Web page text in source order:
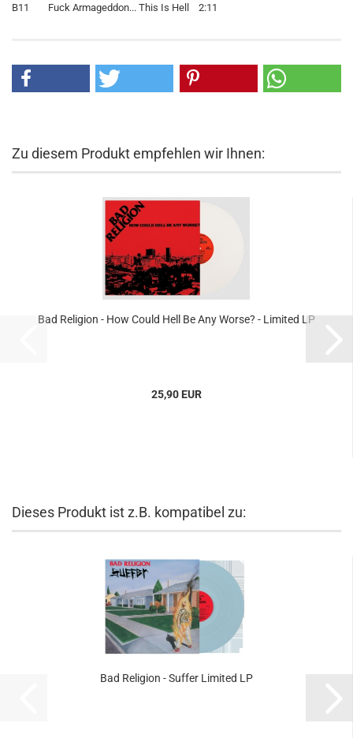
B11 Fuck Armageddon... This Is Hell 2:11
Zu diesem Produkt empfehlen wir Ihnen:
Bad Religion - How Could Hell Be Any Worse? - Limited LP
25,90 EUR
Dieses Produkt ist z.B. kompatibel zu:
Bad Religion - Suffer Limited LP